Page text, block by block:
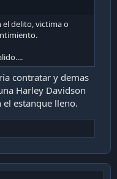
el delito, victima o
contratar y demas
Harley Davidson
el estanque lleno.